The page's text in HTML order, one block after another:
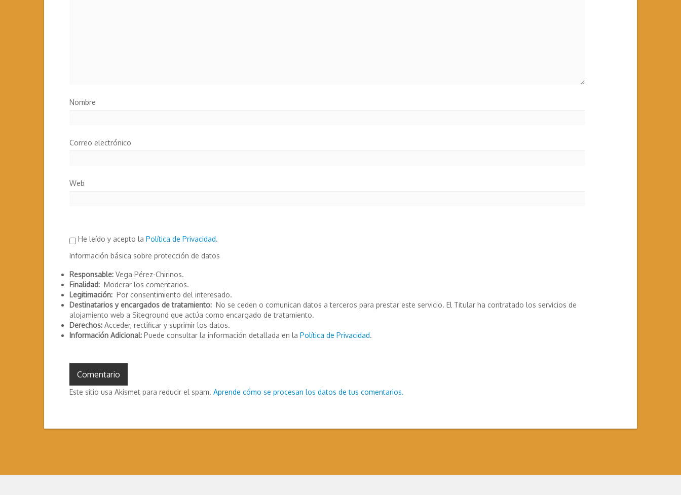
Nombre
Correo electrónico
Web
He leído y acepto la Política de Privacidad.
Información básica sobre protección de datos
Responsable: Vega Pérez-Chirinos.
Finalidad: Moderar los comentarios.
Legitimación: Por consentimiento del interesado.
Destinatarios y encargados de tratamiento: No se ceden o comunican datos a terceros para prestar este servicio. El Titular ha contratado los servicios de
alojamiento web a Siteground que actúa como encargado de tratamiento.
Derechos: Acceder, rectificar y suprimir los datos.
Información Adicional: Puede consultar la información detallada en la Política de Privacidad.
Este sitio usa Akismet para reducir el spam. Aprende cómo se procesan los datos de tus comentarios.